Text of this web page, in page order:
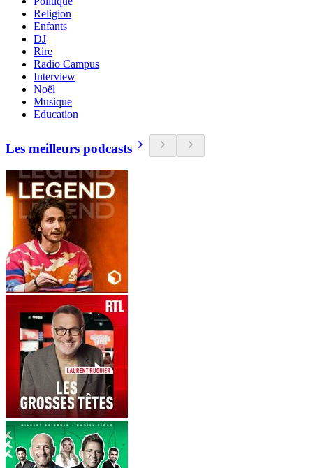
Religion
Enfants
DJ
Rire
Radio Campus
Interview
Noël
Musique
Education
Les meilleurs podcasts